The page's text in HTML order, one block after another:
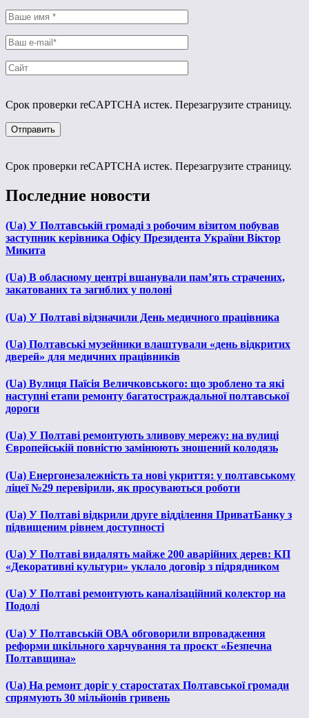
Срок проверки reCAPTCHA истек. Перезагрузите страницу.
Срок проверки reCAPTCHA истек. Перезагрузите страницу.
Последние новости
(Ua) У Полтавській громаді з робочим візитом побував
заступник керівника Офісу Президента України Віктор
Микита
(Ua) В обласному центрі вшанували пам’ять страчених,
закатованих та загиблих у полоні
(Ua) У Полтаві відзначили День медичного працівника
(Ua) Полтавські музейники влаштували «день відкритих
дверей» для медичних працівників
(Ua) Вулиця Паїсія Величковського: що зроблено та які
наступні етапи ремонту багатостраждальної полтавської
дороги
(Ua) У Полтаві ремонтують зливову мережу: на вулиці
Європейській повністю замінюють зношений колодязь
(Ua) Енергонезалежність та нові укриття: у полтавському
ліцеї №29 перевірили, як просуваються роботи
(Ua) У Полтаві відкрили друге відділення ПриватБанку з
підвищеним рівнем доступності
(Ua) У Полтаві видалять майже 200 аварійних дерев: КП
«Декоративні культури» уклало договір з підрядником
(Ua) У Полтаві ремонтують каналізаційний колектор на
Подолі
(Ua) У Полтавській ОВА обговорили впровадження
реформи шкільного харчування та проєкт «Безпечна
Полтавщина»
(Ua) На ремонт доріг у старостатах Полтавської громади
спрямують 30 мільйонів гривень